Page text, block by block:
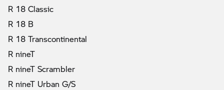
R 18 Classic
R 18 B
R 18 Transcontinental
R nineT
R nineT Scrambler
R nineT Urban G/S